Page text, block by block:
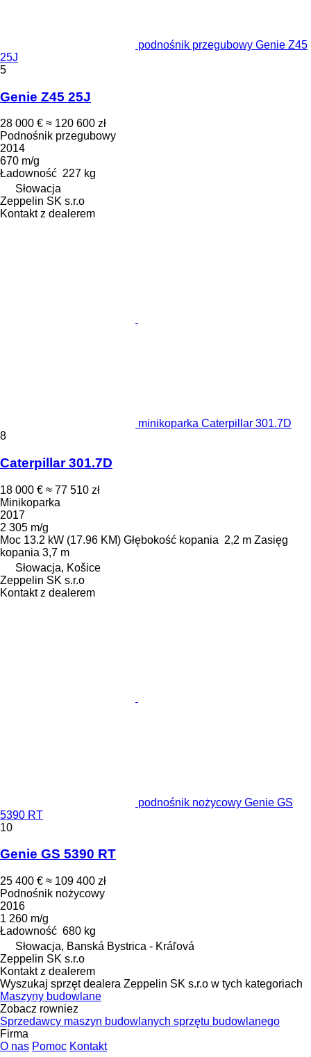
podnośnik przegubowy Genie Z45
25J
5
Genie Z45 25J
28 000 € ≈ 120 600 zł
Podnośnik przegubowy
2014
670 m/g
Ładowność 227 kg
Słowacja
Zeppelin SK s.r.o
Kontakt z dealerem
minikoparka Caterpillar 301.7D
8
Caterpillar 301.7D
18 000 € ≈ 77 510 zł
Minikoparka
2017
2 305 m/g
Moc 13.2 kW (17.96 KM) Głębokość kopania 2,2 m Zasięg
kopania 3,7 m
Słowacja, Košice
Zeppelin SK s.r.o
Kontakt z dealerem
podnośnik nożycowy Genie GS
5390 RT
10
Genie GS 5390 RT
25 400 € ≈ 109 400 zł
Podnośnik nożycowy
2016
1 260 m/g
Ładowność 680 kg
Słowacja, Banská Bystrica - Kráľová
Zeppelin SK s.r.o
Kontakt z dealerem
Wyszukaj sprzęt dealera Zeppelin SK s.r.o w tych kategoriach
Maszyny budowlane
Zobacz rowniez
Sprzedawcy maszyn budowlanych sprzętu budowlanego
Firma
O nas Pomoc Kontakt